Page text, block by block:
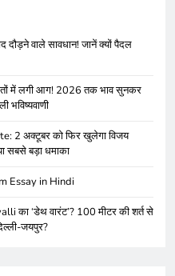
दौड़ने वाले सावधान! जानें क्यों पैदल
में लगी आग! 2026 तक भाव सुनकर
भविष्यवाणी
2 अक्टूबर को फिर खुलेगा विजय
सबसे बड़ा धमाका
Essay in Hindi
का ‘डेथ वारंट’? 100 मीटर की शर्त से
जयपुर?